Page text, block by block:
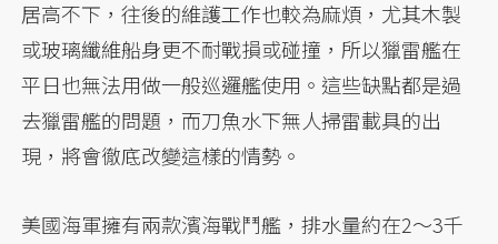
居高不下，往後的維護工作也較為麻煩，尤其木製
或玻璃纖維船身更不耐戰損或碰撞，所以獵雷艦在
平日也無法用做一般巡邏艦使用。這些缺點都是過
去獵雷艦的問題，而刀魚水下無人掃雷載具的出
現，將會徹底改變這樣的情勢。
美國海軍擁有兩款濱海戰鬥艦，排水量約在2～3千